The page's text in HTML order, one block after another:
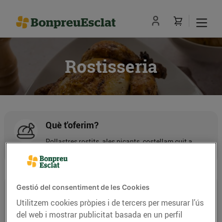
Rostisseria
Què t'oferim?
Pollastres rostits, ales picants, costellam cuit a
Carn ben melosa
Cuinem el producte als nostres forns a foc lent
perquè la carn quedi ben melosa.
Gestió del consentiment de les Cookies
Utilitzem cookies pròpies i de tercers per mesurar l’ús
del web i mostrar publicitat basada en un perfil